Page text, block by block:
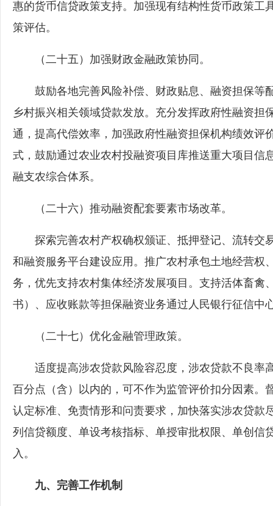
惠的货币信贷政策支持。加强现有结构性货币政策工
策评估。
（二十五）加强财政金融政策协同。
鼓励各地完善风险补偿、财政贴息、融资担保等
乡村振兴相关领域贷款发放。充分发挥政府性融资担
通，提高代偿效率，加强政府性融资担保机构绩效评
式，鼓励通过农业农村投融资项目库推送重大项目信
融支农综合体系。
（二十六）推动融资配套要素市场改革。
探索完善农村产权确权颁证、抵押登记、流转交
和融资服务平台建设应用。推广农村承包土地经营权
务，优先支持农村集体经济发展项目。支持活体畜禽
书）、应收账款等担保融资业务通过人民银行征信中
（二十七）优化金融管理政策。
适度提高涉农贷款风险容忍度，涉农贷款不良率
百分点（含）以内的，可不作为监管评价扣分因素。
认定标准、免责情形和问责要求，加快落实涉农贷款
列信贷额度、单设考核指标、单授审批权限、单创信
入。
九、完善工作机制